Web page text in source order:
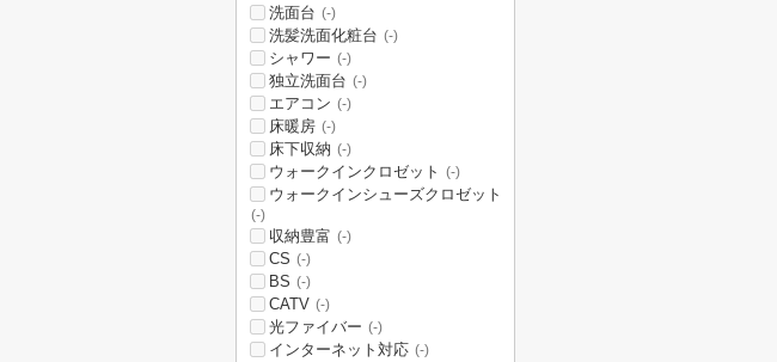
洗面台 (-)
洗髪洗面化粧台 (-)
シャワー (-)
独立洗面台 (-)
エアコン (-)
床暖房 (-)
床下収納 (-)
ウォークインクロゼット (-)
ウォークインシューズクロゼット
(-)
収納豊富 (-)
CS (-)
BS (-)
CATV (-)
光ファイバー (-)
インターネット対応 (-)